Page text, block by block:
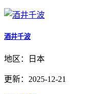
酒井千波
地区：日本
更新：2025-12-21